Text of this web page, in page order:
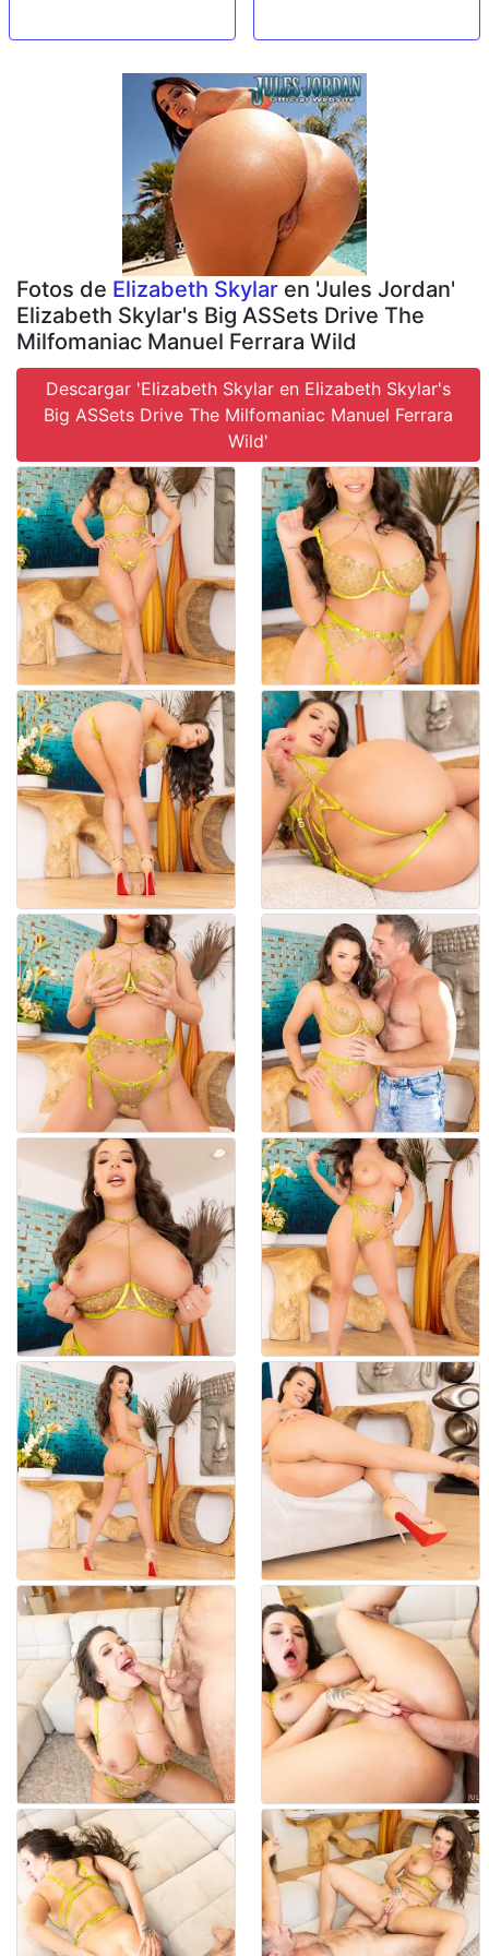
Fotos de Elizabeth Skylar en 'Jules Jordan'
Elizabeth Skylar's Big ASSets Drive The
Milfomaniac Manuel Ferrara Wild
Descargar 'Elizabeth Skylar en Elizabeth Skylar's
Big ASSets Drive The Milfomaniac Manuel Ferrara
Wild'